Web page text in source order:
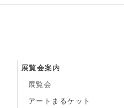
展覧会案内
展覧会
アートまるケット